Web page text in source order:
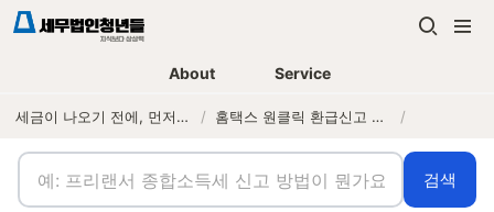
About Service
세금이 나오기 전에, 먼저 연락하는 세무법인 / 홈택스 원클릭 환급신고 대상자와 신청 방법 /
검색